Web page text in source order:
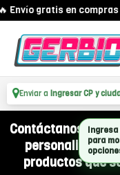
Envío gratis en compras
Enviar a Ingresar CP y
Contáctanos por
personalizado
productos que